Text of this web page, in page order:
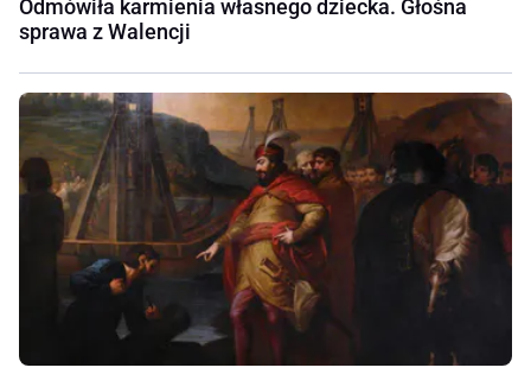
Odmówiła karmienia własnego dziecka. Głośna
sprawa z Walencji